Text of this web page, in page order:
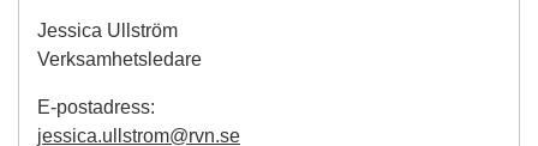
Jessica Ullström
Verksamhetsledare
E-postadress:
jessica.ullstrom@rvn.se